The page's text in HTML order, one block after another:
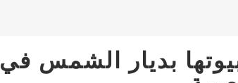
بديار الشمس في